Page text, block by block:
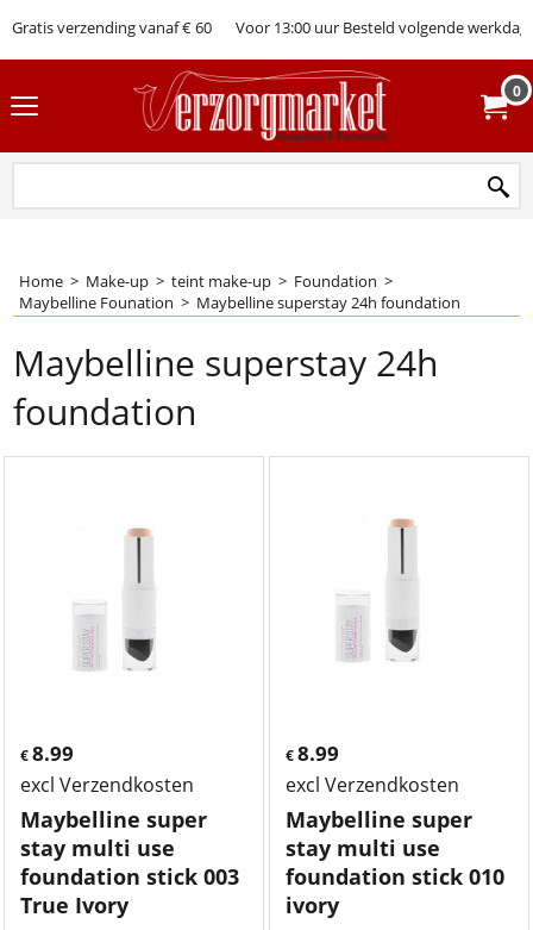
Gratis verzending vanaf € 60 Voor 13:00 uur Besteld volgende werkdag
0
Home > Make-up > teint make-up > Foundation >
Maybelline Founation > Maybelline superstay 24h foundation
Maybelline superstay 24h
foundation
€ 8.99
excl Verzendkosten
Maybelline super
stay multi use
foundation stick 003
True Ivory
€8.99
excl Verzendkosten
Maybelline super
stay multi use
foundation stick 010
ivory